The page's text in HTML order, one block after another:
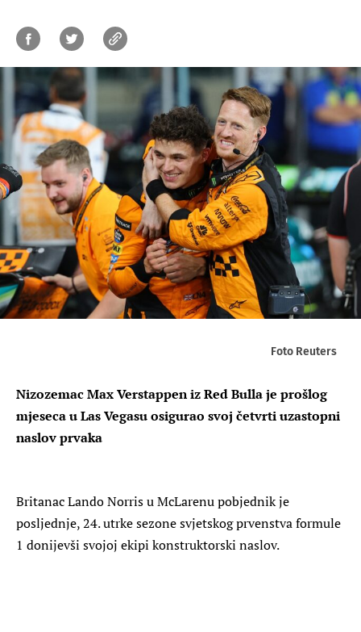
Foto Reuters
Nizozemac Max Verstappen iz Red Bulla je prošlog
mjeseca u Las Vegasu osigurao svoj četvrti uzastopni
naslov prvaka
Britanac Lando Norris u McLarenu pobjednik je
posljednje, 24. utrke sezone svjetskog prvenstva formule
1 donijevši svojoj ekipi konstruktorski naslov.